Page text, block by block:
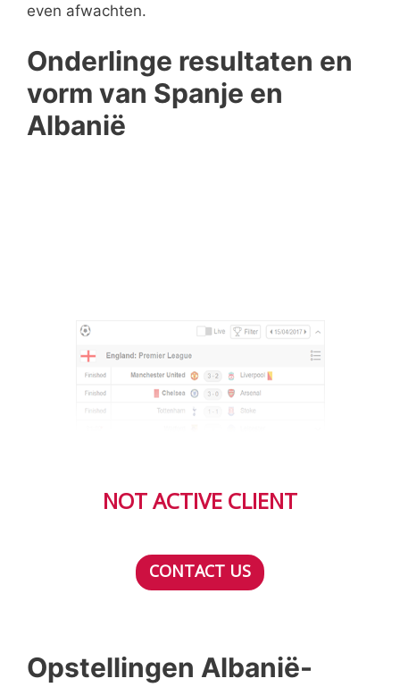
even afwachten.
Onderlinge resultaten en
vorm van Spanje en
Albanië
NOT ACTIVE CLIENT
CONTACT US
Opstellingen Albanië-